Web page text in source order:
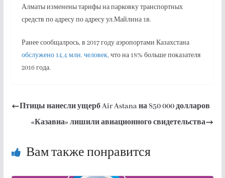
Алматы изменены тарифы на парковку транспортных
средств по адресу по адресу ул.Майлина 1в.
Ранее сообщалрось, в 2017 году аэропортами Казахстана
обслужено 14,4 млн. человек, что на 18% больше показателя
2016 года.
Птицы нанесли ущерб Air Astana на 850 000 долларов
«Казавиа» лишили авиационного свидетельства
Вам также понравится